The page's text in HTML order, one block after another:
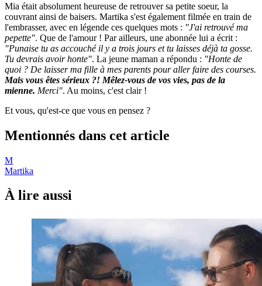
Mia était absolument heureuse de retrouver sa petite soeur, la
couvrant ainsi de baisers. Martika s'est également filmée en train de
l'embrasser, avec en légende ces quelques mots : "J'ai retrouvé ma
pepette". Que de l'amour ! Par ailleurs, une abonnée lui a écrit :
"Punaise tu as accouché il y a trois jours et tu laisses déjà ta gosse.
Tu devrais avoir honte". La jeune maman a répondu : "Honte de
quoi ? De laisser ma fille à mes parents pour aller faire des courses.
Mais vous êtes sérieux ?! Mêlez-vous de vos vies, pas de la
mienne. Merci". Au moins, c'est clair !
Et vous, qu'est-ce que vous en pensez ?
Mentionnés dans cet article
M
Martika
À lire aussi